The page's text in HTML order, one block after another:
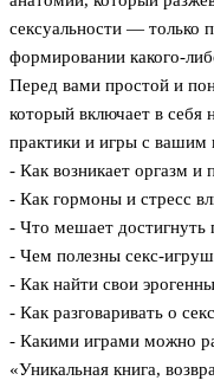
сексуальности — только
формировании какого-
Перед вами простой и
который включает в себя
практики и игры с вашим
- Как возникает оргазм
- Как гормоны и стресс
- Что мешает достигнуть
- Чем полезны секс-
- Как найти свои
- Как разговаривать о
- Какими играми можно
«Уникальная книга,